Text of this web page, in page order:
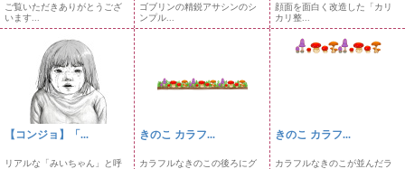
ご覧いただきありがとうござ
います...
ゴブリンの精鋭アサシンのシ
ンプル...
顔面を面白く改造した「カリ
カリ整...
【コンジョ】「...
リアルな「みいちゃん」と呼
きのこ カラフ...
カラフルなきのこの後ろにグ
きのこ カラフ...
カラフルなきのこが並んだラ